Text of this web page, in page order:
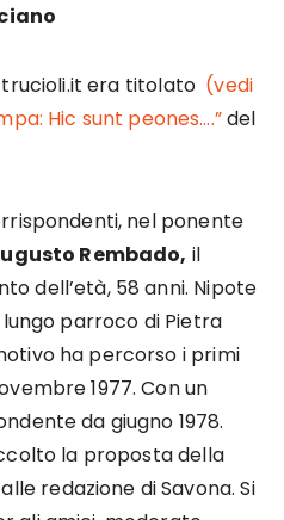
era titolato (vedi
Hic sunt peones….”del
nel ponente
Rembado, il
dell’età, 58 anni. Nipote
parroco di Pietra
ha percorso i primi
1977. Con un
da giugno 1978.
la proposta della
redazione di Savona. Si